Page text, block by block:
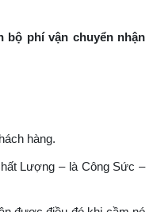
bộ phí vận chuyển nhận
hàng.
Lượng – là Công Sức –